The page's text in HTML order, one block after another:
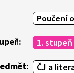
Poučení
1. stupeň
ČJ a